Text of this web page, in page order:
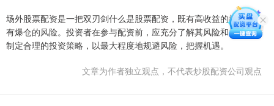
场外股票配资是一把双刃剑什么是股票配资，既有高收益的机遇，也
有爆仓的风险。投资者在参与配资前，应充分了解其风险和机遇，并
制定合理的投资策略，以最大程度地规避风险，把握机遇。
文章为作者独立观点，不代表炒股配资公司观点